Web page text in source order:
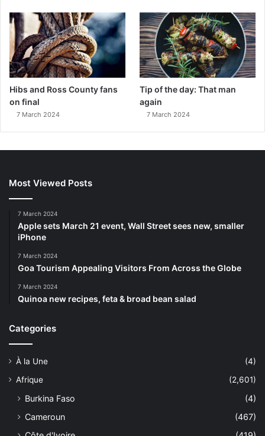
Hibs and Ross County fans
on final
7 March 2024
Tip of the day: That man
again
7 March 2024
Most Viewed Posts
7 March 2024
Apple sets March 21 event, Wall Street sees new, smaller
iPhone
7 March 2024
Goa Tourism Appealing Visitors From Across the Globe
7 March 2024
Quinoa new recipes, feta & broad bean salad
Categories
À la Une
(4)
Afrique
(2,601)
Burkina Faso
(4)
Cameroun
(467)